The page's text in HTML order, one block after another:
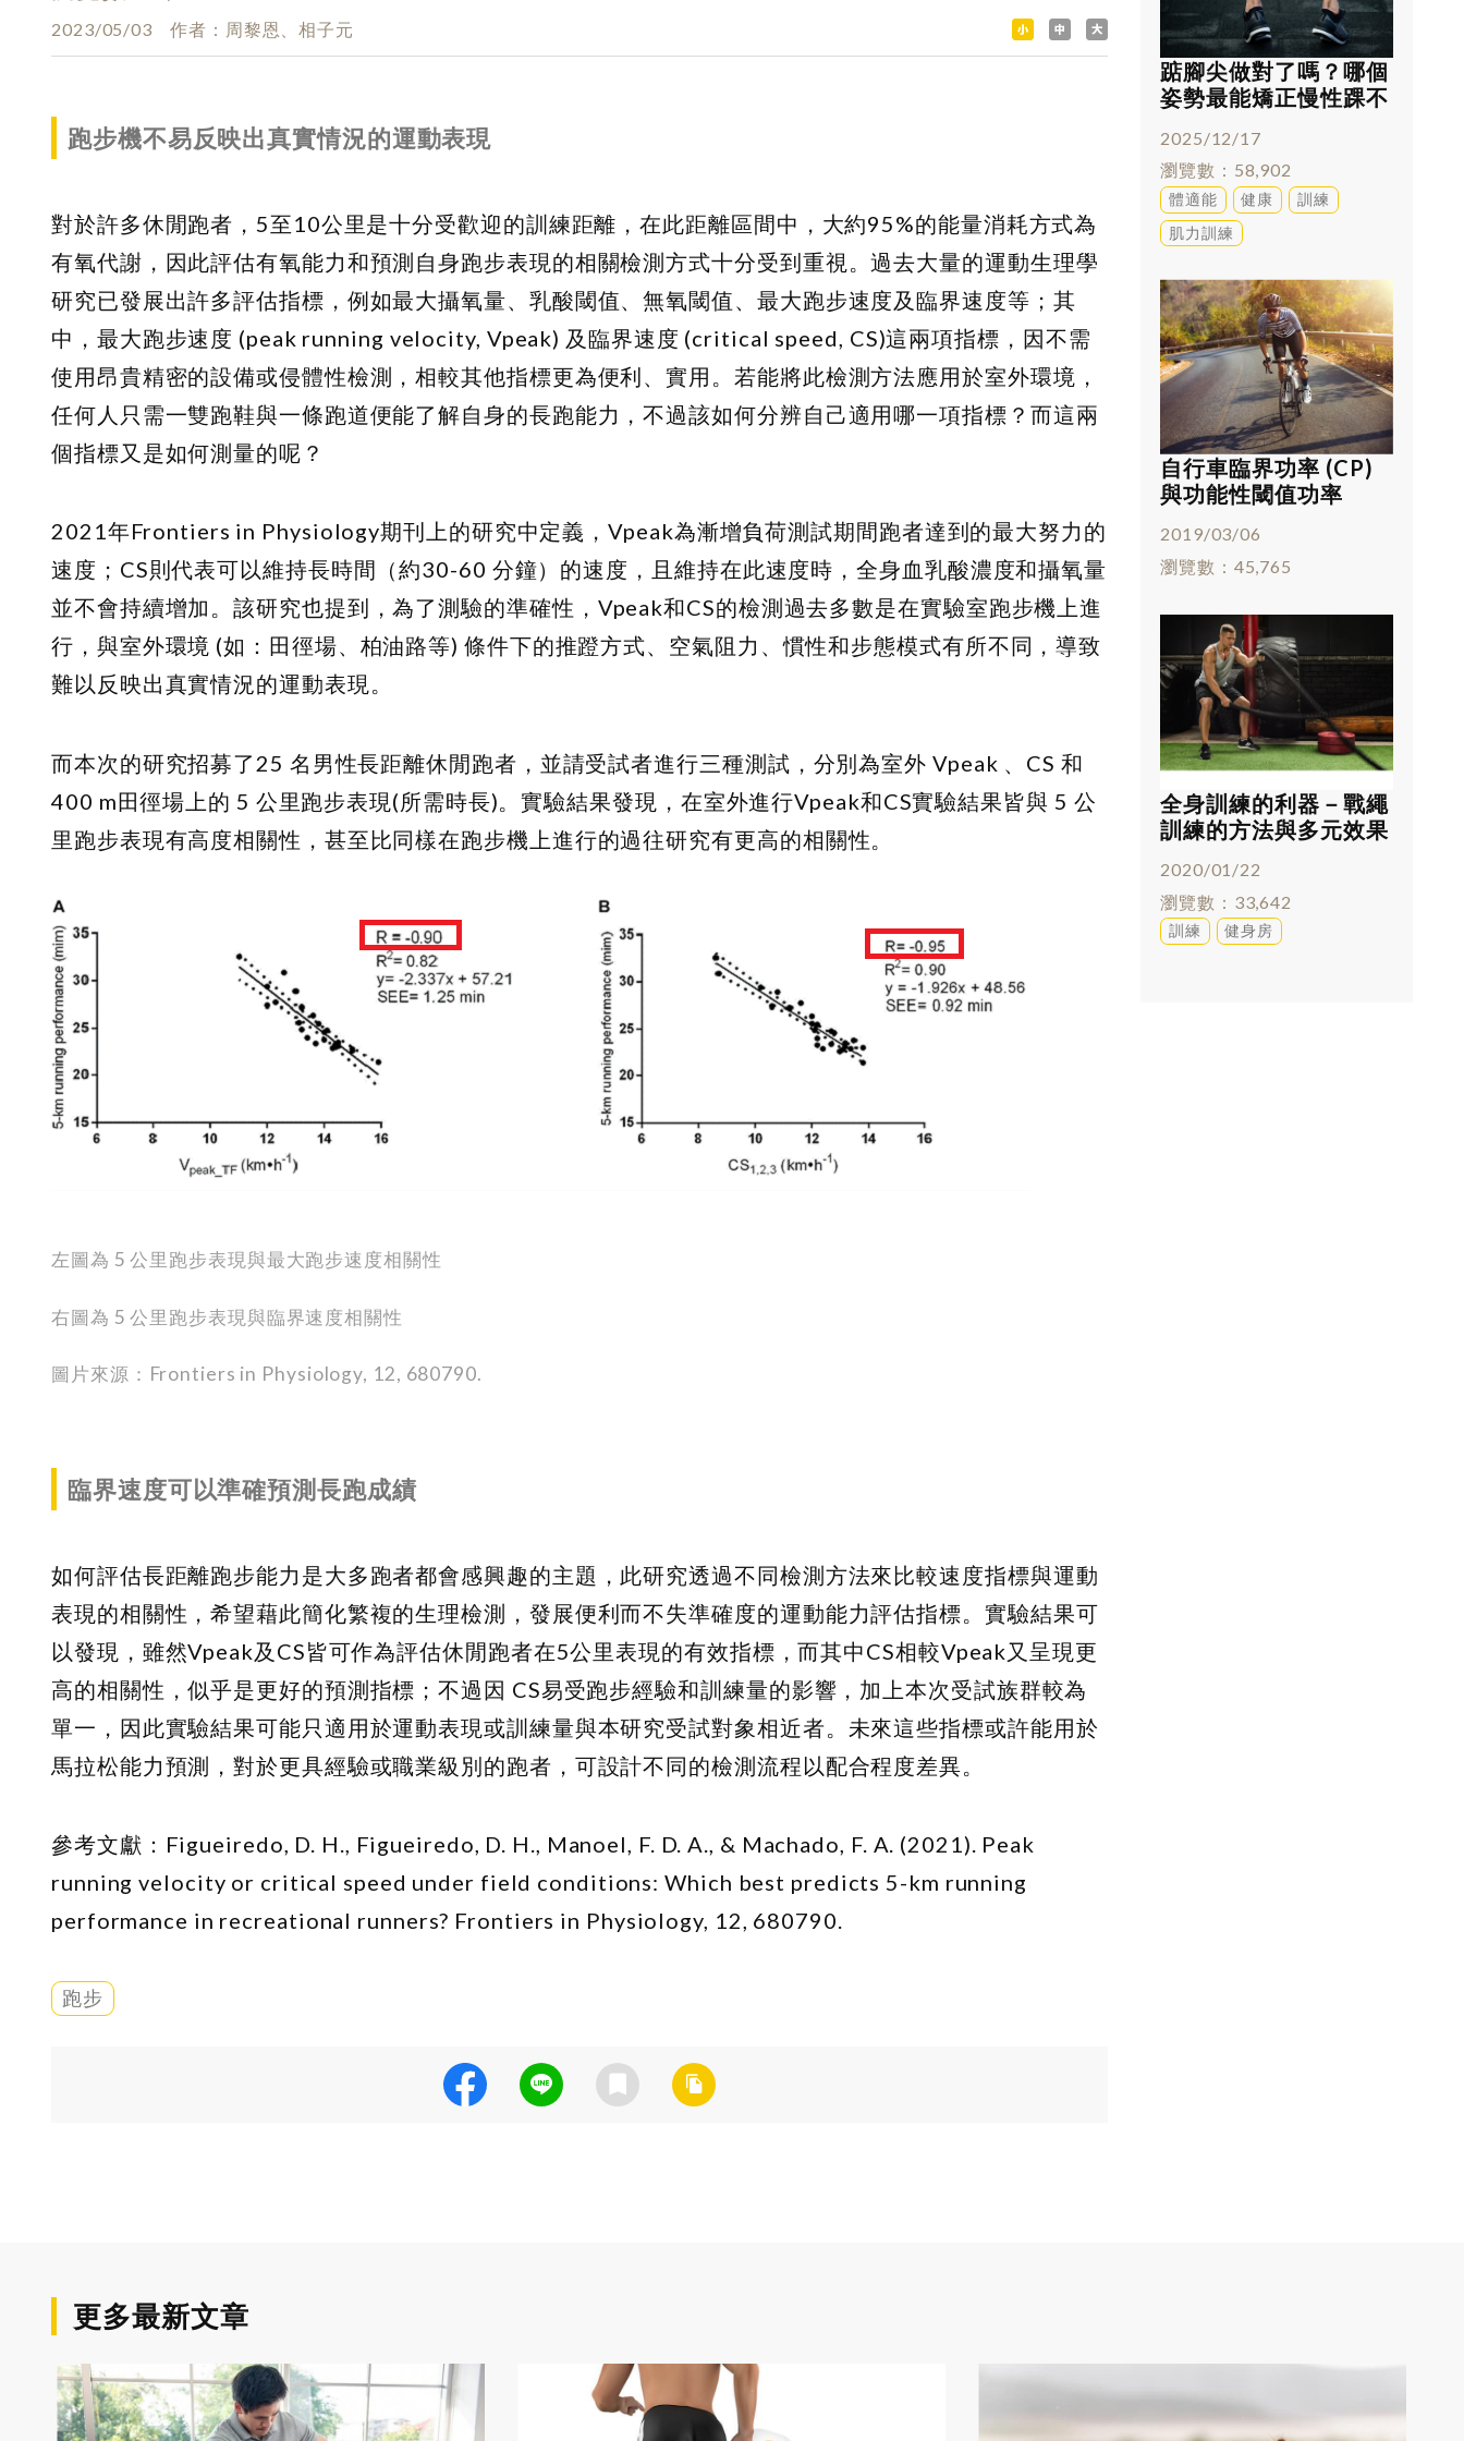
2023/05/03 作者 周黎恩、相子元
跑步機不易反映出真實情況的運動表現
對於許多休閒跑者，5至10公里是十分受歡迎的訓練距離，在此距離區間中，大約95%的能量消耗方式為
有氧代謝，因此評估有氧能力和預測自身跑步表現的相關檢測方式十分受到重視。過去大量的運動生理學
研究已發展出許多評估指標，例如最大攝氧量、乳酸閾值、無氧閾值、最大跑步速度及臨界速度等；其
中，最大跑步速度 (peak running velocity, Vpeak) 及臨界速度 (critical speed, CS)這兩項指標，因不需
使用昂貴精密的設備或侵體性檢測，相較其他指標更為便利、實用。若能將此檢測方法應用於室外環境，
任何人只需一雙跑鞋與一條跑道便能了解自身的長跑能力，不過該如何分辨自己適用哪一項指標？而這兩
個指標又是如何測量的呢？
2021年Frontiers in Physiology期刊上的研究中定義，Vpeak為漸增負荷測試期間跑者達到的最大努力的
速度；CS則代表可以維持長時間（約30-60 分鐘）的速度，且維持在此速度時，全身血乳酸濃度和攝氧量
並不會持續增加。該研究也提到，為了測驗的準確性，Vpeak和CS的檢測過去多數是在實驗室跑步機上進
行，與室外環境 (如：田徑場、柏油路等) 條件下的推蹬方式、空氣阻力、慣性和步態模式有所不同，導致
難以反映出真實情況的運動表現。
而本次的研究招募了25 名男性長距離休閒跑者，並請受試者進行三種測試，分別為室外 Vpeak 、CS 和
400 m田徑場上的 5 公里跑步表現(所需時長)。實驗結果發現，在室外進行Vpeak和CS實驗結果皆與 5 公
里跑步表現有高度相關性，甚至比同樣在跑步機上進行的過往研究有更高的相關性。
左圖為 5 公里跑步表現與最大跑步速度相關性
右圖為 5 公里跑步表現與臨界速度相關性
圖片來源：Frontiers in Physiology, 12, 680790.
臨界速度可以準確預測長跑成績
如何評估長距離跑步能力是大多跑者都會感興趣的主題，此研究透過不同檢測方法來比較速度指標與運動
表現的相關性，希望藉此簡化繁複的生理檢測，發展便利而不失準確度的運動能力評估指標。實驗結果可
以發現，雖然Vpeak及CS皆可作為評估休閒跑者在5公里表現的有效指標，而其中CS相較Vpeak又呈現更
高的相關性，似乎是更好的預測指標；不過因 CS易受跑步經驗和訓練量的影響，加上本次受試族群較為
單一，因此實驗結果可能只適用於運動表現或訓練量與本研究受試對象相近者。未來這些指標或許能用於
馬拉松能力預測，對於更具經驗或職業級別的跑者，可設計不同的檢測流程以配合程度差異。
參考文獻： Figueiredo, D. H., Figueiredo, D. H., Manoel, F. D. A., & Machado, F. A. (2021). Peak
running velocity or critical speed under field conditions: Which best predicts 5-km running
performance in recreational runners? Frontiers in Physiology, 12, 680790.
跑步
踮腳尖做對了嗎？哪個
姿勢最能矯正慢性踝不
2025/12/17
瀏覽數
58,902
體適能 健康
訓練
肌力訓練
自行車臨界功率 (CP)
與功能性閾值功率
2019/03/06
瀏覽數
45,765
全身訓練的利器－戰繩
訓練的方法與多元效果
2020/01/22
瀏覽數
33,642
訓練 健身房
更多最新文章